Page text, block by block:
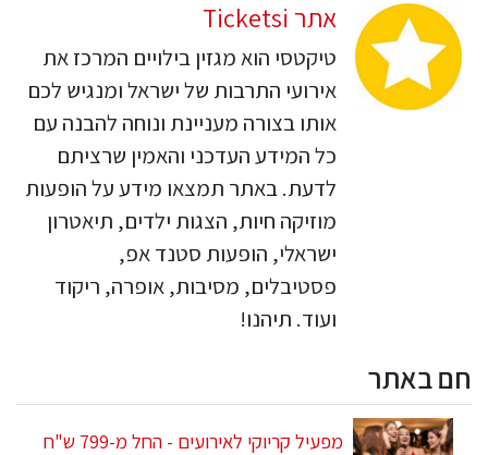
אתר Ticketsi
טיקטסי הוא מגזין בילויים המרכז את
אירועי התרבות של ישראל ומנגיש לכם
אותו בצורה מעניינת ונוחה להבנה עם
כל המידע העדכני והאמין שרציתם
לדעת. באתר תמצאו מידע על הופעות
מוזיקה חיות, הצגות ילדים, תיאטרון
ישראלי, הופעות סטנד אפ,
פסטיבלים, מסיבות, אופרה, ריקוד
ועוד. תיהנו!
חם באתר
מפעיל קריוקי לאירועים - החל מ-799 ש"ח